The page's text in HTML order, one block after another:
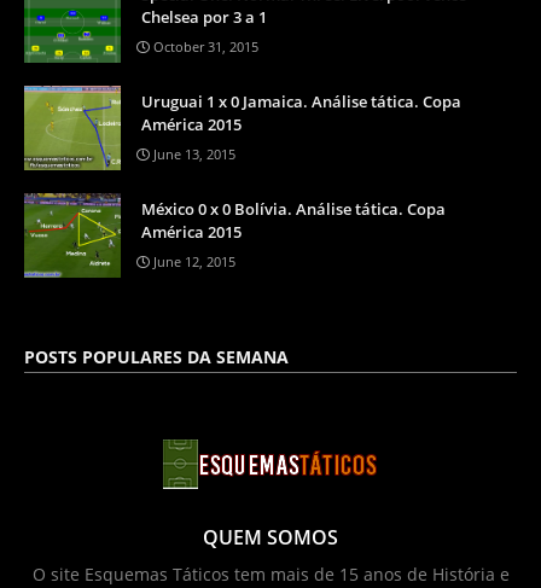
Chelsea por 3 a 1
October 31, 2015
Uruguai 1 x 0 Jamaica. Análise tática. Copa
América 2015
June 13, 2015
México 0 x 0 Bolívia. Análise tática. Copa
América 2015
June 12, 2015
POSTS POPULARES DA SEMANA
QUEM SOMOS
O site Esquemas Táticos tem mais de 15 anos de História e